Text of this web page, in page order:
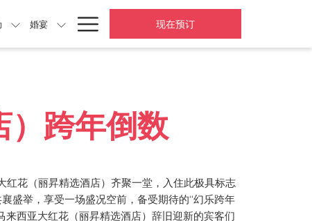
婚宴 Hamburger
Menu
现在预订
）跨年倒数
红花（丽昇精选酒店）齐聚一堂，入住此极具标志
盛举，享受一场盛况空前，备受期待的“幻乐跨年
来西亚大红花（丽昇精选酒店）辞旧迎新的宾客们